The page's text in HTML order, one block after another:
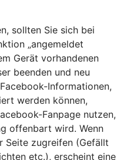
sollten Sie sich bei
„angemeldet
Gerät vorhandenen
beenden und neu
Informationen,
werden können,
Fanpage nutzen,
offenbart wird. Wenn
Seite zugreifen (Gefällt
etc.), erscheint eine